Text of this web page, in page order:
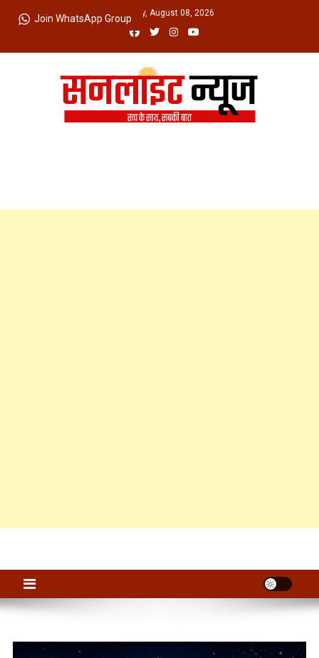
Saturday, August 08, 2026
Join WhatsApp Group